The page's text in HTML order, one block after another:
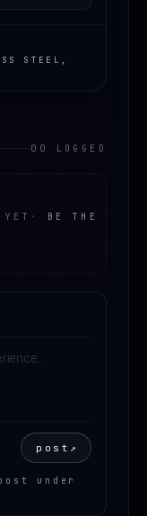
STEEL,
00 LOGGED
·
BE THE
post ↗
under